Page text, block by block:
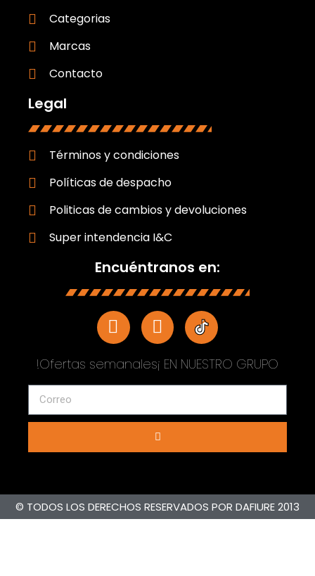
Categorias
Marcas
Contacto
Legal
Términos y condiciones
Políticas de despacho
Politicas de cambios y devoluciones
Super intendencia I&C
Encuéntranos en:
!Ofertas semanales¡ EN NUESTRO GRUPO
© TODOS LOS DERECHOS RESERVADOS POR DAFIURE 2013